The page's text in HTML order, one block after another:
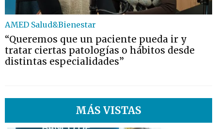
AMED Salud&Bienestar
“Queremos que un paciente pueda ir y
tratar ciertas patologías o hábitos desde
distintas especialidades”
MÁS VISTAS